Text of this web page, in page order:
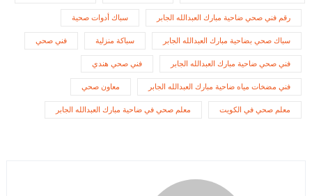
رقم فني صحي ضاحية مبارك العبدالله الجابر سباك أدوات صحية
سباك صحي بضاحية مبارك العبدالله الجابر سباكة منزلية فني صحي
فني صحي ضاحية مبارك العبدالله الجابر فني صحي هندي
فني مضخات مياه ضاحية مبارك العبدالله الجابر معاون صحي
معلم صحي في الكويت معلم صحي في ضاحية مبارك العبدالله الجابر